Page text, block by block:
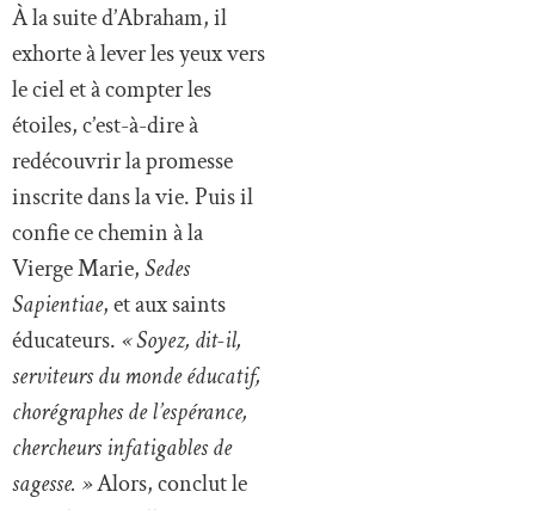
À la suite d’Abraham, il
exhorte à lever les yeux vers
le ciel et à compter les
étoiles, c’est-à-dire à
redécouvrir la promesse
inscrite dans la vie. Puis il
confie ce chemin à la
Vierge Marie,Sedes
Sapientiae, et aux saints
éducateurs. « Soyez, dit-il,
serviteurs du monde éducatif,
chorégraphes de l’espérance,
chercheurs infatigables de
sagesse. »Alors, conclut le